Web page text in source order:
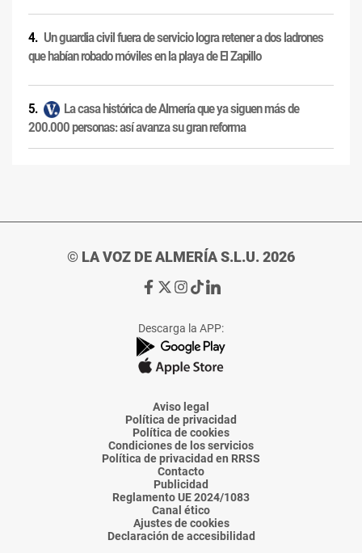
Un guardia civil fuera de servicio logra retener a dos ladrones
que habían robado móviles en la playa de El Zapillo
La casa histórica de Almería que ya siguen más de
200.000 personas: así avanza su gran reforma
© LA VOZ DE ALMERÍA S.L.U. 2026
Ir
de
La
Voz
Almería
Ir
de
La
Voz
Almería
Ir
de
La
Voz
Almería
Ir
de
La
Voz
Almería
Ir
de
La
Voz
Descarga la APP:
Aviso legal
Política de privacidad
Política de cookies
Condiciones de los servicios
Política de privacidad en RRSS
Contacto
Publicidad
Reglamento UE 2024/1083
Canal ético
Ajustes de cookies
Declaración de accesibilidad